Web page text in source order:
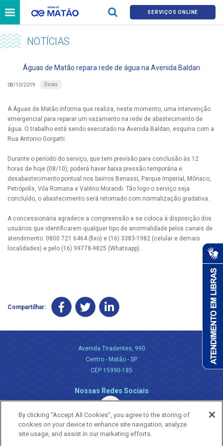
SERVIÇOS ONLINE
NOTÍCIAS
Águas de Matão repara rede de água na Avenida Baldan
08/10/2019 Dicas
A Águas de Matão informa que realiza, neste momento, uma intervenção
emergencial para reparar um vazamento na rede de abastecimento de
água. O trabalho está sendo executado na Avenida Baldan, esquina com a
Rua Antonio Gorgatti.
Durante o período do serviço, que tem previsão para conclusão às 12
horas de hoje (08/10), poderá haver baixa pressão temporária e
desabastecimento pontual nos bairros Benassi, Parque Imperial, Mônaco,
Petrópolis, Vila Romana e Valério Morandi. Tão logo o serviço seja
concluído, o abastecimento será retomado com normalização gradativa.
A concessionária agradece a compreensão e se coloca à disposição dos
usuários que identificarem qualquer tipo de anormalidade pelos canais de
atendimento: 0800 721 6464 (fixo) e (16) 3383-1982 (celular e demais
localidades) e pelo (16) 99778-9825 (Whatsapp).
Compartilhar:
Avenida Tiradentes, 990
Centro - Matão - SP
CEP 15990-185
Nossas Redes Sociais
By clicking “Accept All Cookies”, you agree to the storing of
cookies on your device to enhance site navigation, analyze
site usage, and assist in our marketing efforts.